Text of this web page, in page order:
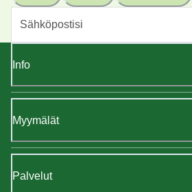
Info
Myymälät
Palvelut